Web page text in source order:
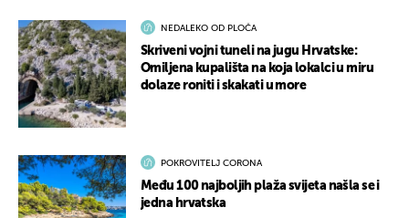
NEDALEKO OD PLOČA
Skriveni vojni tuneli na jugu Hrvatske:
Omiljena kupališta na koja lokalci u miru
dolaze roniti i skakati u more
POKROVITELJ CORONA
Među 100 najboljih plaža svijeta našla se i
jedna hrvatska